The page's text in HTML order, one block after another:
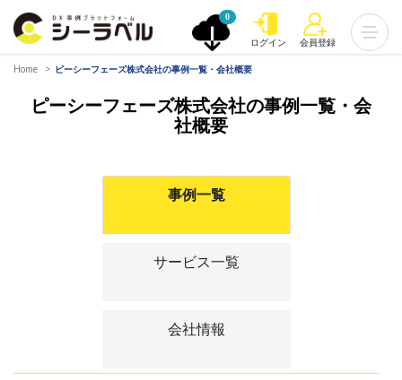
0
ログイン 会員登録
Home ピーシーフェーズ株式会社の事例一覧・会社概要
ピーシーフェーズ株式会社の事例一覧・会
社概要
事例一覧
サービス一覧
会社情報